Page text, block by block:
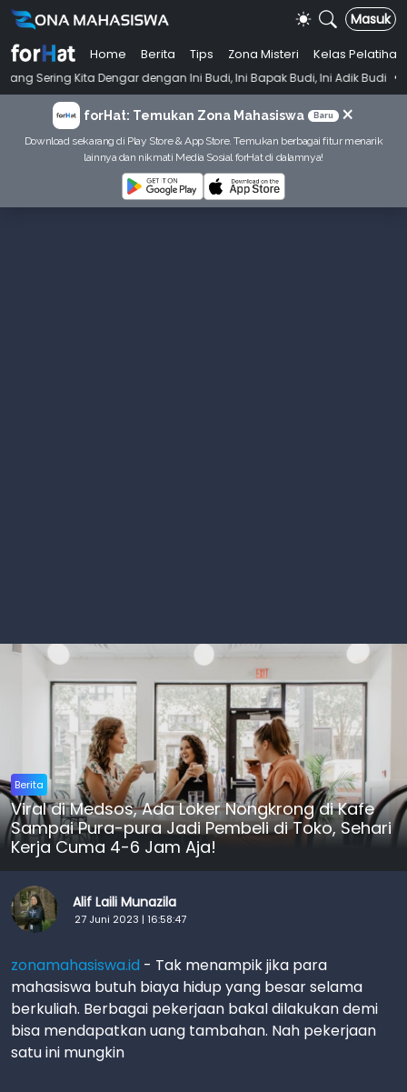
Masuk
Home Berita Tips Zona Misteri
Kelas Pelatihan
Dengar dengan Ini Budi, Ini Bapak Budi, Ini Adik Budi
• Punya
forHat: Temukan Zona Mahasiswa Baru ×
Download sekarang di Play Store & App Store. Temukan berbagai fitur menarik
lainnya dan nikmati Media Sosial forHat di dalamnya!
Berita
Viral di Medsos, Ada Loker Nongkrong di Kafe
Sampai Pura-pura Jadi Pembeli di Toko, Sehari
Kerja Cuma 4-6 Jam Aja!
Alif Laili Munazila
27 Juni 2023 | 16:58:47
zonamahasiswa.id - Tak menampik jika para
mahasiswa butuh biaya hidup yang besar selama
berkuliah. Berbagai pekerjaan bakal dilakukan demi
bisa mendapatkan uang tambahan. Nah pekerjaan
satu ini mungkin